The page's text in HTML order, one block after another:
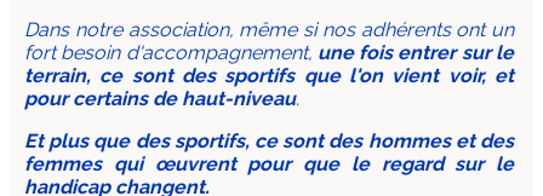
Dans notre association, même si nos adhérents ont un
fort besoin d'accompagnement, une fois entrer sur le
terrain, ce sont des sportifs que l'on vient voir, et
pour certains de haut-niveau.
Et plus que des sportifs, ce sont des hommes et des
femmes qui œuvrent pour que le regard sur le
handicap changent.